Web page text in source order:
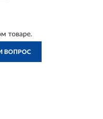
товаре.
ВОПРОС